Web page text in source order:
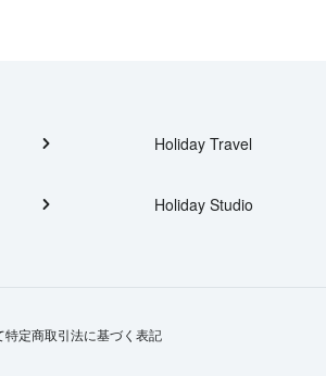
Holiday Travel
Holiday Studio
特定商取引法に基づく表記